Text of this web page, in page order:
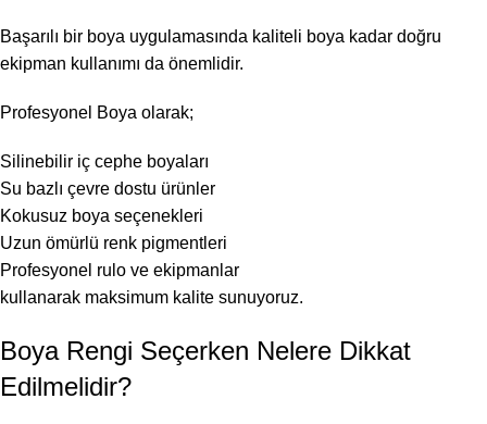
Başarılı bir boya uygulamasında kaliteli boya kadar doğru
ekipman kullanımı da önemlidir.
Profesyonel Boya olarak;
Silinebilir iç cephe boyaları
Su bazlı çevre dostu ürünler
Kokusuz boya seçenekleri
Uzun ömürlü renk pigmentleri
Profesyonel rulo ve ekipmanlar
kullanarak maksimum kalite sunuyoruz.
Boya Rengi Seçerken Nelere Dikkat
Edilmelidir?